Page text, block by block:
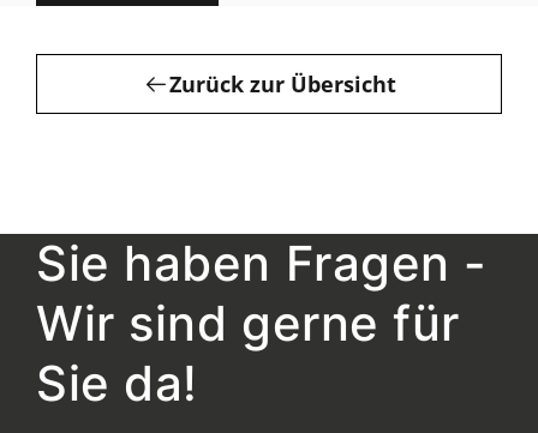
Zurück zur Übersicht
Sie haben Fragen -
Wir sind gerne für
Sie da!